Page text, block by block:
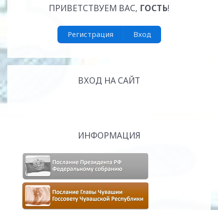
ПРИВЕТСТВУЕМ ВАС, ГОСТЬ!
Регистрация Вход
ВХОД НА САЙТ
ИНФОРМАЦИЯ